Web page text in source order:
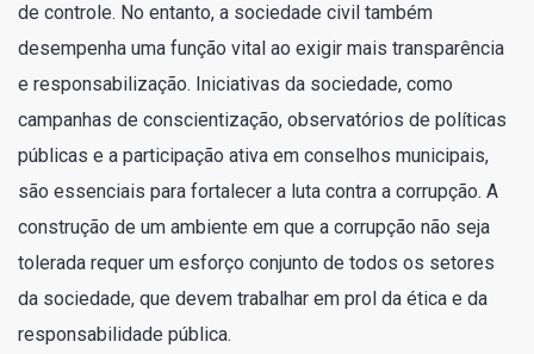
de controle. No entanto, a sociedade civil também
desempenha uma função vital ao exigir mais transparência
e responsabilização. Iniciativas da sociedade, como
campanhas de conscientização, observatórios de políticas
públicas e a participação ativa em conselhos municipais,
são essenciais para fortalecer a luta contra a corrupção. A
construção de um ambiente em que a corrupção não seja
tolerada requer um esforço conjunto de todos os setores
da sociedade, que devem trabalhar em prol da ética e da
responsabilidade pública.